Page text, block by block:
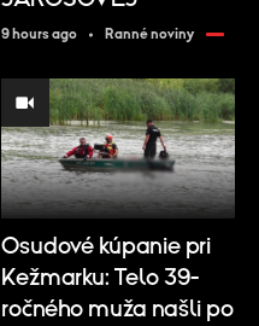
9 hours ago Ranné noviny
Osudové kúpanie pri
Kežmarku: Telo 39-
ročného muža našli po